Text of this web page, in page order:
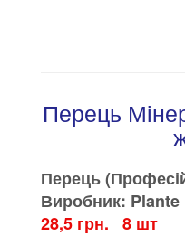
Перець
Перець
Виробник: Plante
28,5 грн. 8 шт